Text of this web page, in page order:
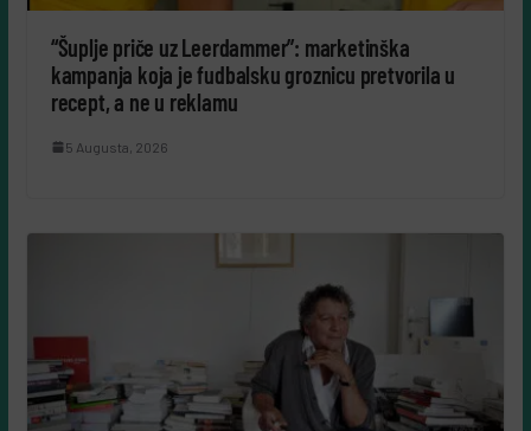
“Šuplje priče uz Leerdammer”: marketinška
kampanja koja je fudbalsku groznicu pretvorila u
recept, a ne u reklamu
5 Augusta, 2026